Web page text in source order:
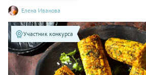
Елена Иванова
Участник конкурса